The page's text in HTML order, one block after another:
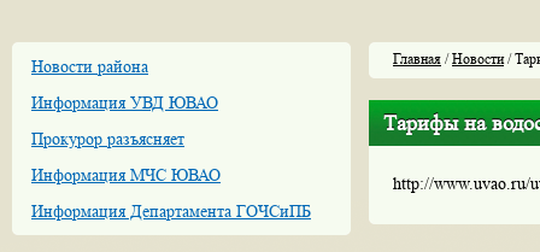
Новости района
Информация УВД ЮВАО
Прокурор разъясняет
Информация МЧС ЮВАО
Информация Департамента ГОЧСиПБ
Главная /Новости/
Тарифы на
http://www.uvao.ru/